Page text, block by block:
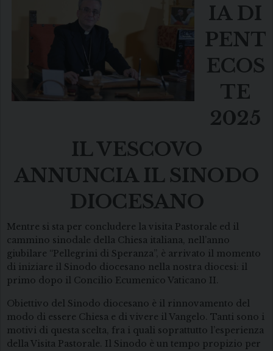
IA DI
PENT
ECOS
TE
2025
IL VESCOVO
ANNUNCIA IL SINODO
DIOCESANO
Mentre si sta per concludere la visita Pastorale ed il
cammino sinodale della Chiesa italiana, nell’anno
giubilare “Pellegrini di Speranza”, è arrivato il momento
di iniziare il Sinodo diocesano nella nostra diocesi: il
primo dopo il Concilio Ecumenico Vaticano II.
Obiettivo del Sinodo diocesano è il rinnovamento del
modo di essere Chiesa e di vivere il Vangelo. Tanti sono i
motivi di questa scelta, fra i quali soprattutto l’esperienza
della Visita Pastorale. Il Sinodo è un tempo propizio per